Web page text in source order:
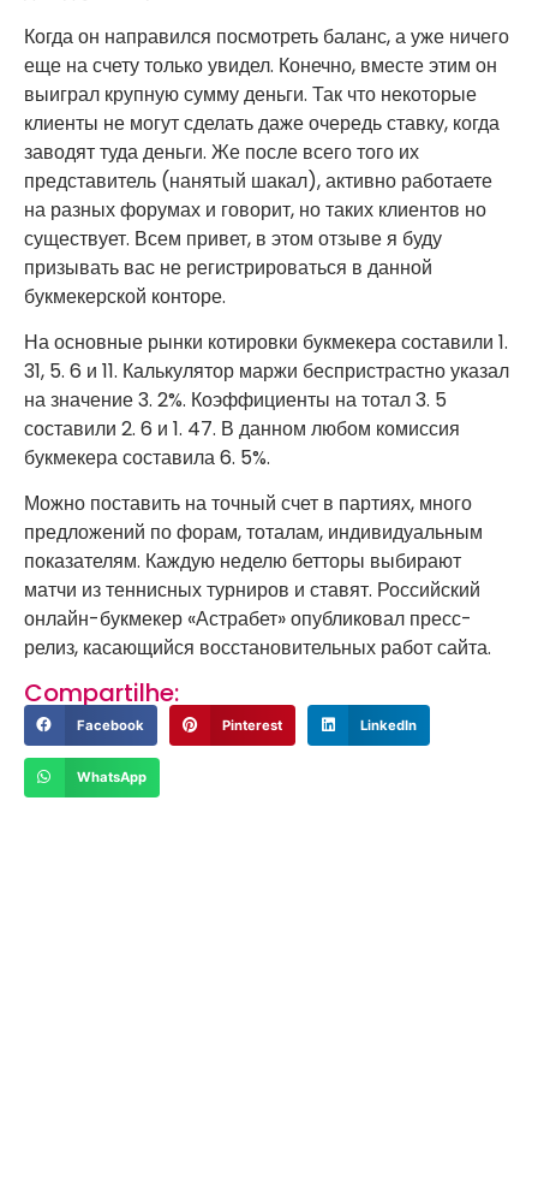
Когда он направился посмотреть баланс, а уже ничего
еще на счету только увидел. Конечно, вместе этим он
выиграл крупную сумму деньги. Так что некоторые
клиенты не могут сделать даже очередь ставку, когда
заводят туда деньги. Же после всего того их
представитель (нанятый шакал), активно работаете
на разных форумах и говорит, но таких клиентов но
существует. Всем привет, в этом отзыве я буду
призывать вас не регистрироваться в данной
букмекерской конторе.
На основные рынки котировки букмекера составили 1.
31, 5. 6 и 11. Калькулятор маржи беспристрастно указал
на значение 3. 2%. Коэффициенты на тотал 3. 5
составили 2. 6 и 1. 47. В данном любом комиссия
букмекера составила 6. 5%.
Можно поставить на точный счет в партиях, много
предложений по форам, тоталам, индивидуальным
показателям. Каждую неделю бетторы выбирают
матчи из теннисных турниров и ставят. Российский
онлайн-букмекер «Астрабет» опубликовал пресс-
релиз, касающийся восстановительных работ сайта.
Compartilhe:
Facebook Pinterest LinkedIn
WhatsApp